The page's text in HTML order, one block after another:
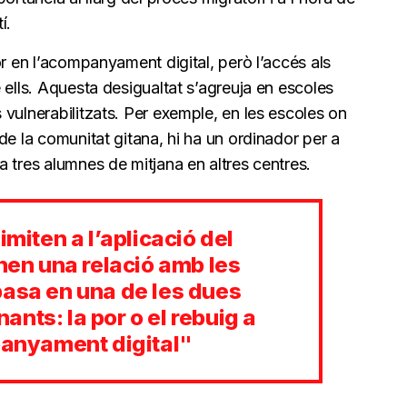
l’acompanyament digital, però l’accés als
Aquesta desigualtat s’agreuja en escoles
Per exemple, en les escoles on
la comunitat gitana, hi ha un ordinador per a
alumnes de mitjana en altres centres.
a l’aplicació del
una relació amb les
en una de les dues
la por o el rebuig a
digital"